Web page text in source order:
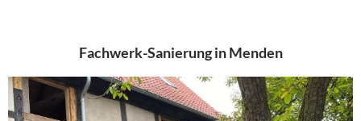
Fachwerk-Sanierung in Menden